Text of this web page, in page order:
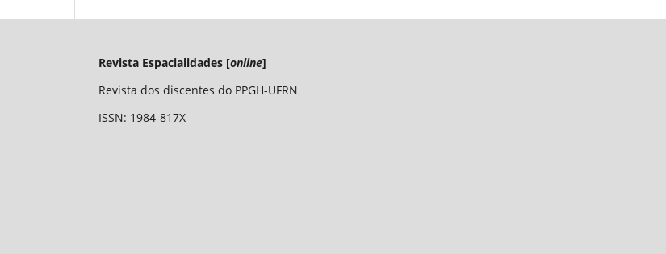
Revista Espacialidades [online]
Revista dos discentes do PPGH-UFRN
ISSN: 1984-817X